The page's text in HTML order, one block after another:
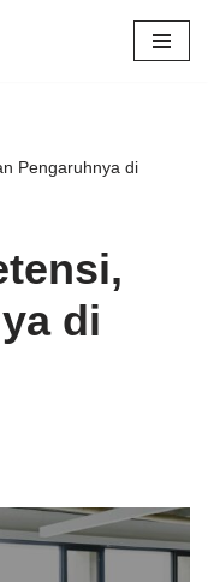
Pengaruhnya di
di